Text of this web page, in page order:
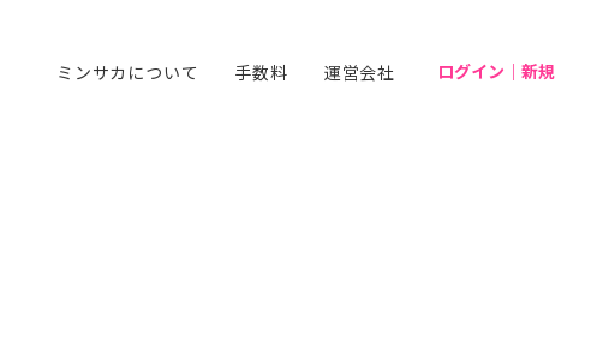
ミンサカについて 手数料 運営会社 ログイン｜新規